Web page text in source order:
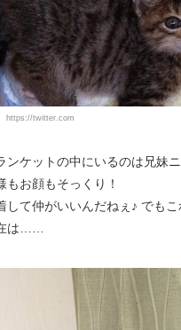
https://twitter.com
ンケットの中にいるのは兄妹ニ
もお顔もそっくり！
して仲がいいんだねぇ♪ でもこ
は……